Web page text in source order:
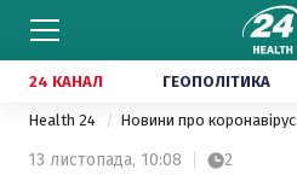
24 КАНАЛ ГЕОПОЛІТИКА
Health 24 Новини про коронавірус
13 листопада, 10:08 2